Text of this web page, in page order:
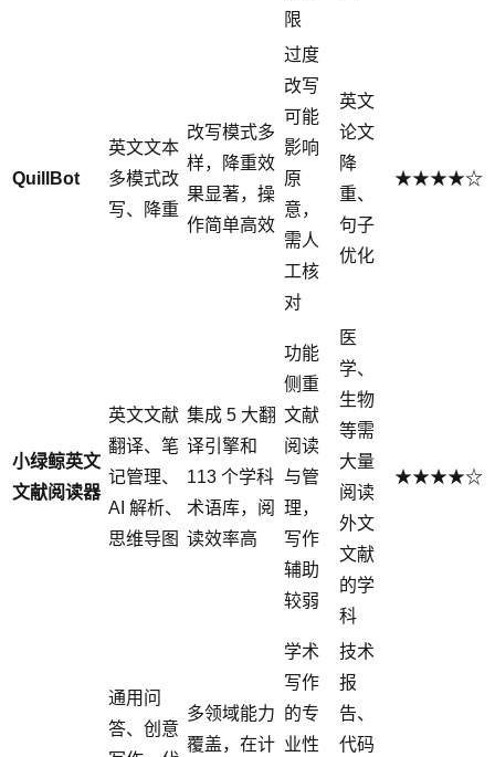
限
QuillBot
英文文本
多模式改
写、降重
改写模式多
样，降重效
果显著，操
作简单高效
过度
改写
可能
影响
原
意，
需人
工核
对
英文
论文
降
重、
句子
优化
★★★★☆
小绿鲸英文
文献阅读器
英文文献
翻译、笔
记管理、
AI 解析、
思维导图
集成 5 大翻
译引擎和
113 个学科
术语库，阅
读效率高
功能
侧重
文献
阅读
与管
理，
写作
辅助
较弱
医
学、
生物
等需
大量
阅读
外文
文献
的学
科
★★★★☆
通用问
答、创意
多领域能力
覆盖，在计
学术
写作
的专
业性
技术
报
告、
代码